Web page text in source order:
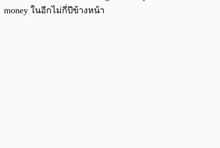
money ในอีกไม่กี่ปีข้างหน้า